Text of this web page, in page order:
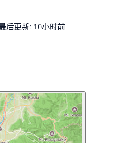
后更新: 10小时前